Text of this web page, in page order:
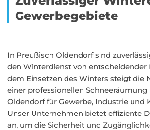
Gewerbegebiete
In Preußisch Oldendorf sind
den Winterdienst von entscheidender
dem Einsetzen des Winters steigt die
einer professionellen Schneeräumung
Oldendorf für Gewerbe, Industrie und
Unser Unternehmen bietet effiziente
an, um die Sicherheit und